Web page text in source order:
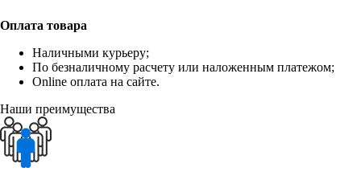
Оплата товара
Наличными курьеру;
По безналичному расчету или наложенным платежом;
Online оплата на сайте.
Наши преимущества